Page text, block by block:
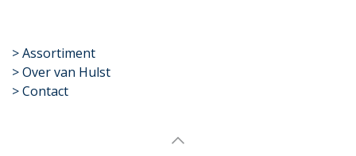
​>Assortiment
> Over van Hulst
> Contact